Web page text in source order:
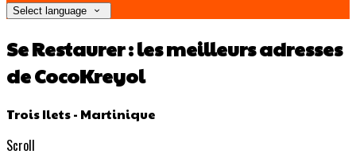
Select language
Se Restaurer : les meilleurs adresses
de CocoKreyol
Trois Ilets - Martinique
Scroll